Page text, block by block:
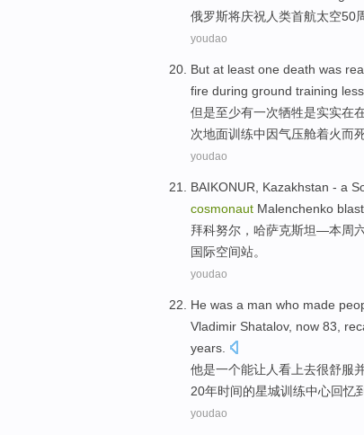
俄罗斯将庆祝人类首航太空50
youdao
But at least one death was
fire during ground training
但是至少有一次牺牲是实实在
次地面训练中因气压舱着火而
youdao
BAIKONUR Kazakhstan - a
cosmonaut Malenchenko
拜科努尔 ， 哈萨克斯坦—本周
国际空间站。
youdao
He was a man who made
Vladimir Shatalov, now 83,
years
他是一个能让 人看上去很舒服
20年时间的星城训练中心回忆
youdao